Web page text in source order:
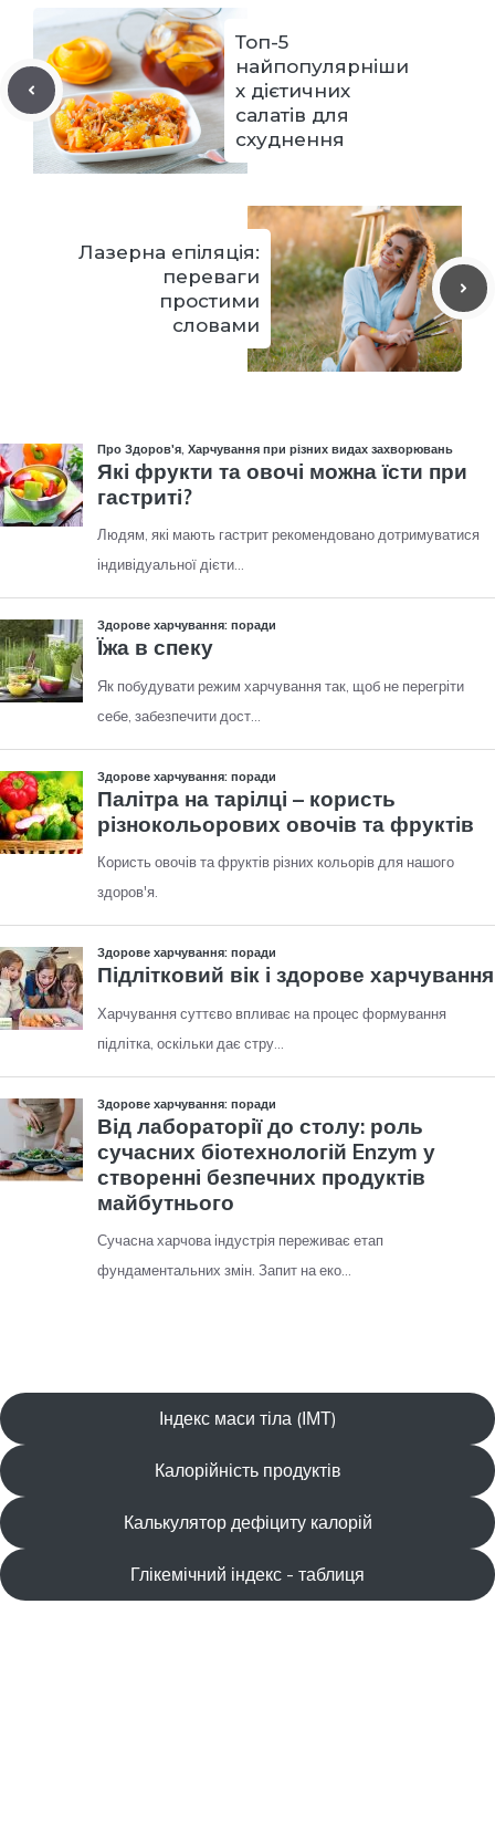
Топ-5
найпопулярніши
х дієтичних
салатів для
схуднення
Лазерна епіляція:
переваги
простими
словами
Індекс маси тіла (ІМТ)
Калорійність продуктів
Калькулятор дефіциту калорій
Глікемічний індекс - таблиця